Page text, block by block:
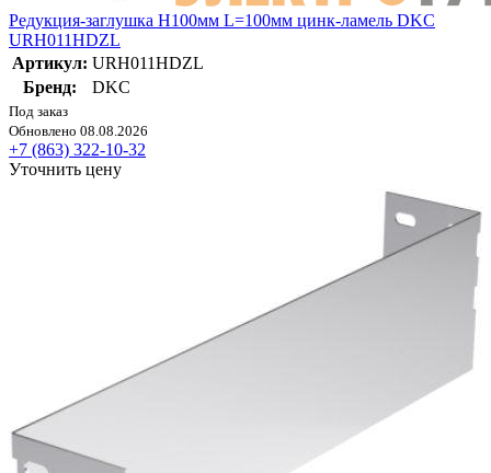
Редукция-заглушка H100мм L=100мм цинк-ламель DKC
URH011HDZL
Артикул: URH011HDZL
Бренд:
DKC
Под заказ
Обновлено 08.08.2026
+7 (863) 322-10-32
Уточнить цену